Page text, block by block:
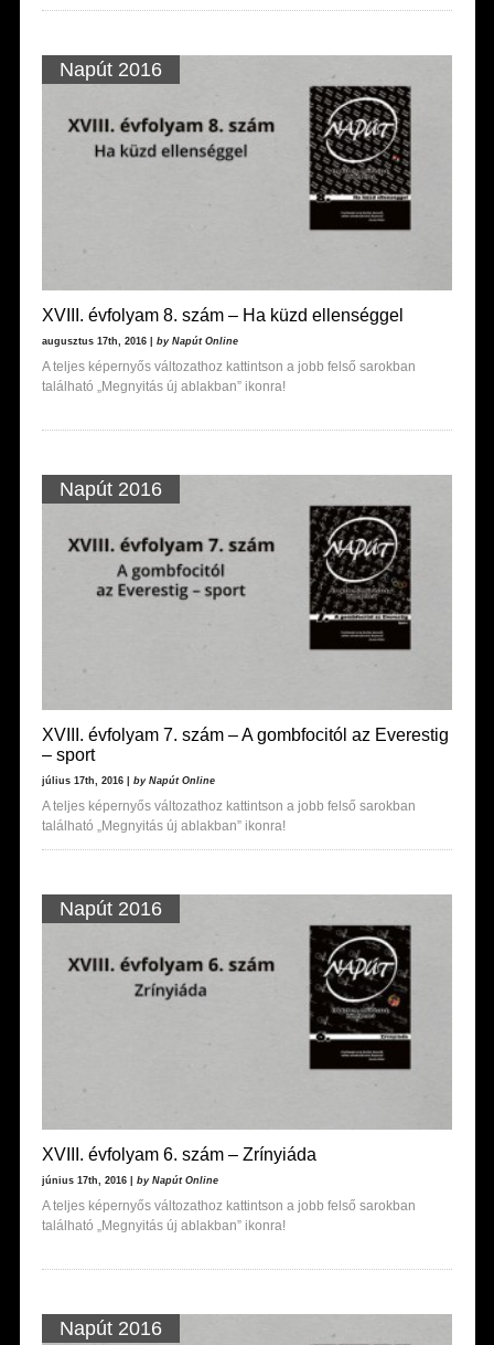
Napút 2016
XVIII. évfolyam 8. szám – Ha küzd ellenséggel
augusztus 17th, 2016 | by Napút Online
A teljes képernyős változathoz kattintson a jobb felső sarokban
található „Megnyitás új ablakban” ikonra!
Napút 2016
XVIII. évfolyam 7. szám – A gombfocitól az Everestig
– sport
július 17th, 2016 | by Napút Online
A teljes képernyős változathoz kattintson a jobb felső sarokban
található „Megnyitás új ablakban” ikonra!
Napút 2016
XVIII. évfolyam 6. szám – Zrínyiáda
június 17th, 2016 | by Napút Online
A teljes képernyős változathoz kattintson a jobb felső sarokban
található „Megnyitás új ablakban” ikonra!
Napút 2016